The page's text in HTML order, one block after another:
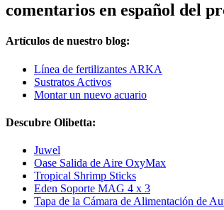
comentarios en español del
Artículos de nuestro blog:
Línea de fertilizantes ARKA
Sustratos Activos
Montar un nuevo acuario
Descubre Olibetta:
Juwel
Oase Salida de Aire OxyMax
Tropical Shrimp Sticks
Eden Soporte MAG 4 x 3
Tapa de la Cámara de Alimentación de